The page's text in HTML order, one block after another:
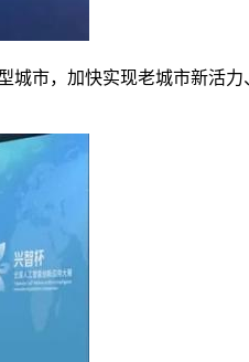
，加快实现老城市新活力